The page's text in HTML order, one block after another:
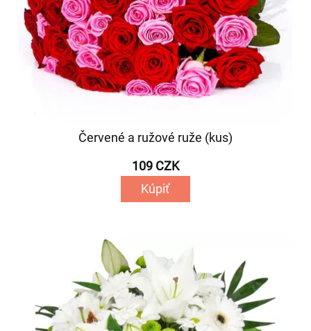
Červené a ružové ruže (kus)
109 CZK
Kúpiť